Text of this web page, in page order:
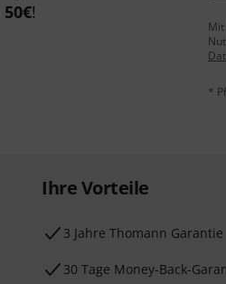
50€!
*
Ihre Vorteile
3 Jahre Thomann Garantie
30 Tage Money-Back-